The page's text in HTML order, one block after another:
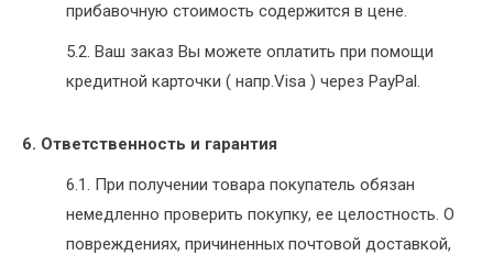
прибавочную стоимость содержится в цене.
5.2. Ваш заказ Вы можете оплатить при помощи
кредитной карточки ( напр.Visa ) через PayPal.
6. Ответственность и гарантия
6.1. При получении товара покупатель обязан
немедленно проверить покупку, ее целостность. О
повреждениях, причиненных почтовой доставкой,